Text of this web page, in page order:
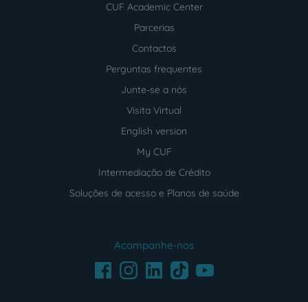
CUF Academic Center
Parcerias
Contactos
Perguntas frequentes
Junte-se a nós
Visita Virtual
English version
My CUF
Intermediação de Crédito
Soluções de acesso e Planos de saúde
Acompanhe-nos
FacebookInstagramLinkedInTikTokYoutube